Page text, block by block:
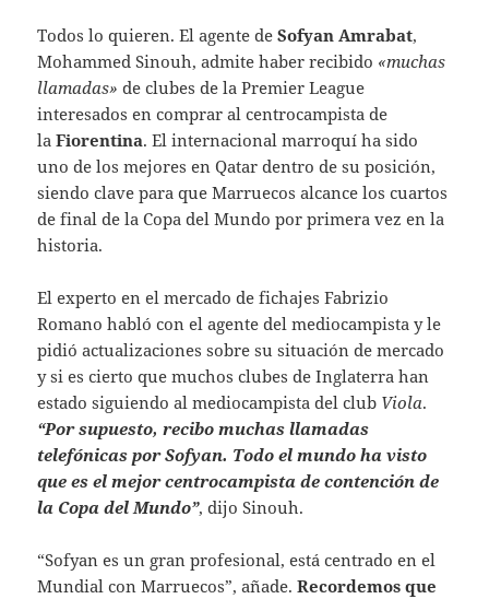
Todos lo quieren. El agente deSofyan Amrabat,
Mohammed Sinouh, admite haber recibido «muchas
llamadas» de clubes de la Premier League
interesados ​​en comprar al centrocampista de
laFiorentina. El internacional marroquí ha sido
uno de los mejores en Qatar dentro de su posición,
siendo clave para que Marruecos alcance los cuartos
de final de la Copa del Mundo por primera vez en la
historia.
El experto en el mercado de fichajes Fabrizio
Romano habló con el agente del mediocampista y le
pidió actualizaciones sobre su situación de mercado
y si es cierto que muchos clubes de Inglaterra han
estado siguiendo al mediocampista del club Viola.
“Por supuesto, recibo muchas llamadas
telefónicas por Sofyan. Todo el mundo ha visto
que es el mejor centrocampista de contención de
la Copa del Mundo”, dijo Sinouh.
“Sofyan es un gran profesional, está centrado en el
Mundial con Marruecos”, añade.Recordemos que